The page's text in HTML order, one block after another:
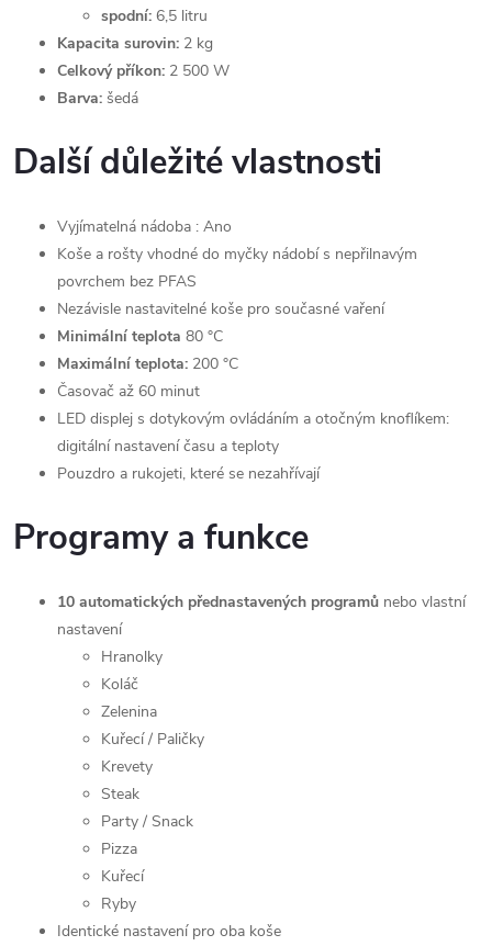
spodní: 6,5 litru
Kapacita surovin: 2 kg
Celkový příkon: 2 500 W
Barva: šedá
Další důležité vlastnosti
Vyjímatelná nádoba : Ano
Koše a rošty vhodné do myčky nádobí s nepřilnavým
povrchem bez PFAS
Nezávisle nastavitelné koše pro současné vaření
Minimální teplota 80 °C
Maximální teplota: 200 °C
Časovač až 60 minut
LED displej s dotykovým ovládáním a otočným knoflíkem:
digitální nastavení času a teploty
Pouzdro a rukojeti, které se nezahřívají
Programy a funkce
10 automatických přednastavených programů nebo vlastní
nastavení
Hranolky
Koláč
Zelenina
Kuřecí / Paličky
Krevety
Steak
Party / Snack
Pizza
Kuřecí
Ryby
Identické nastavení pro oba koše